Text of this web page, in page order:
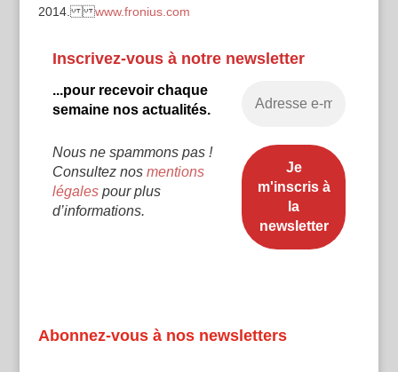
2014.www.fronius.com
Inscrivez-vous à notre newsletter
...pour recevoir chaque
semaine nos actualités.
Nous ne spammons pas !
Consultez nos mentions
légalespour plus
d’informations.
Abonnez-vous à nos newsletters